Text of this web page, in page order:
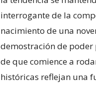
interrogante de la
nacimiento de una
demostración de poder
de que comience a
históricas reflejan una